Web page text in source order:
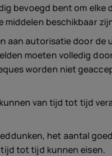
bevoegd bent om
beschikbaar
autorisatie door de
moeten volledig
worden niet
van tijd tot tijd
het aantal
tot tijd kunnen eisen.